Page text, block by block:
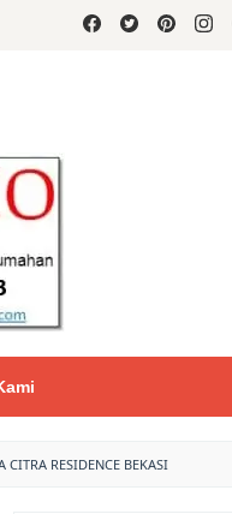
RESIDENCE BEKASI